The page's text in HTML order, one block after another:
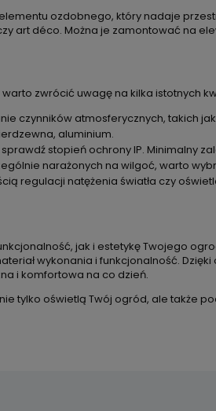
ozdobnego, który nadaje
art déco. Można je zamontować na
zwrócić uwagę na kilka istotnych
czynników atmosferycznych, takich
aluminium.
stopień ochrony IP. Minimalny
narażonych na wilgoć, warto
regulacji natężenia światła czy
jak i estetykę Twojego
wykonania i funkcjonalność.
i komfortowa na co dzień.
tylko oświetlą Twój ogród, ale także